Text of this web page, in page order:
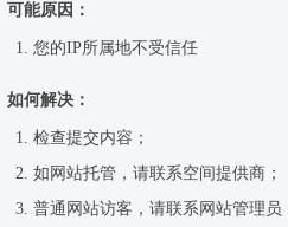
可能原因：
您的IP所属地不受信任
如何解决：
检查提交内容；
如网站托管，请联系空间提供商；
普通网站访客，请联系网站管理员